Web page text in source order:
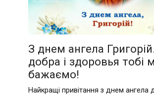
З днем ангела
добра і здоровья тобі
бажаємо!
Найкращі привітання з днем ангела